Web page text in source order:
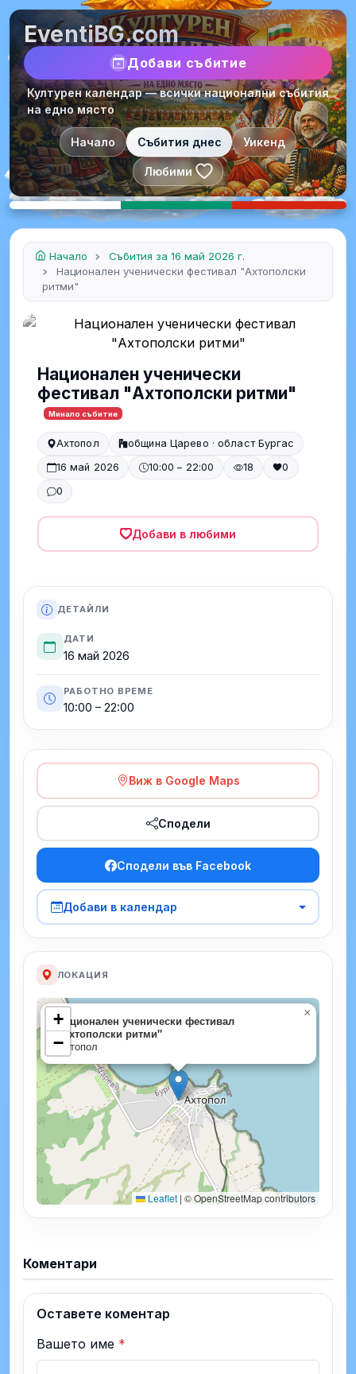
EventiBG.com
Добави събитие
Културен календар — всички национални събития
на едно място
Начало Събития днес Уикенд
Любими
Начало
Събития за 16 май 2026 г.
Национален ученически фестивал "Ахтополски
ритми"
Национален ученически
фестивал "Ахтополски ритми"
Минало събитие
Ахтопол
община Царево · област Бургас
16 май 2026
10:00 – 22:00 18
0
0
Добави в любими
ДЕТАЙЛИ
ДАТИ
16 май 2026
РАБОТНО ВРЕМЕ
10:00 – 22:00
Виж в Google Maps
Сподели
Сподели във Facebook
Добави в календар
ЛОКАЦИЯ
Национален ученически фестивал
"Ахтополски ритми"
Ахтопол
×
+
−
Leaflet | © OpenStreetMap contributors
Коментари
Оставете коментар
Вашето име *